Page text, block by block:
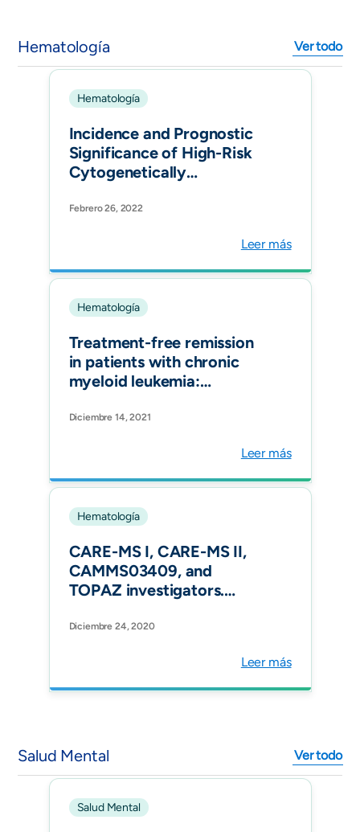
Hematología Ver todo
Hematología
Incidence and Prognostic
Significance of High-Risk
Cytogenetically
Myeloma Patients in
Febrero 26, 2022
Leer más
Hematología
Treatment-free remission
in patients with chronic
myeloid leukemia:
LALNET expert panel.
Diciembre 14, 2021
Leer más
Hematología
CARE-MS I, CARE-MS II,
CAMMS03409, and
TOPAZ investigators.
age: Post hoc analysis from
studies over 8 years. Mult
Scler Relat Disord.
Diciembre 24, 2020
Leer más
Salud Mental Ver todo
Salud Mental